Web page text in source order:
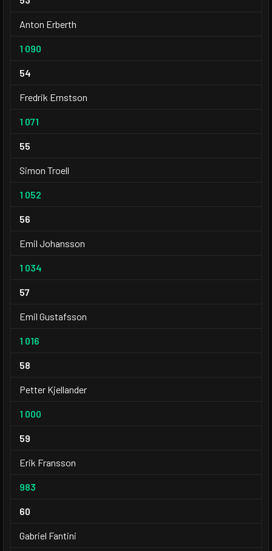
Anton Erberth
1 090
54
Fredrik Ernstson
1 071
55
Simon Troell
1 052
56
Emil Johansson
1 034
57
Emil Gustafsson
1 016
58
Petter Kjellander
1 000
59
Erik Fransson
983
60
Gabriel Fantini